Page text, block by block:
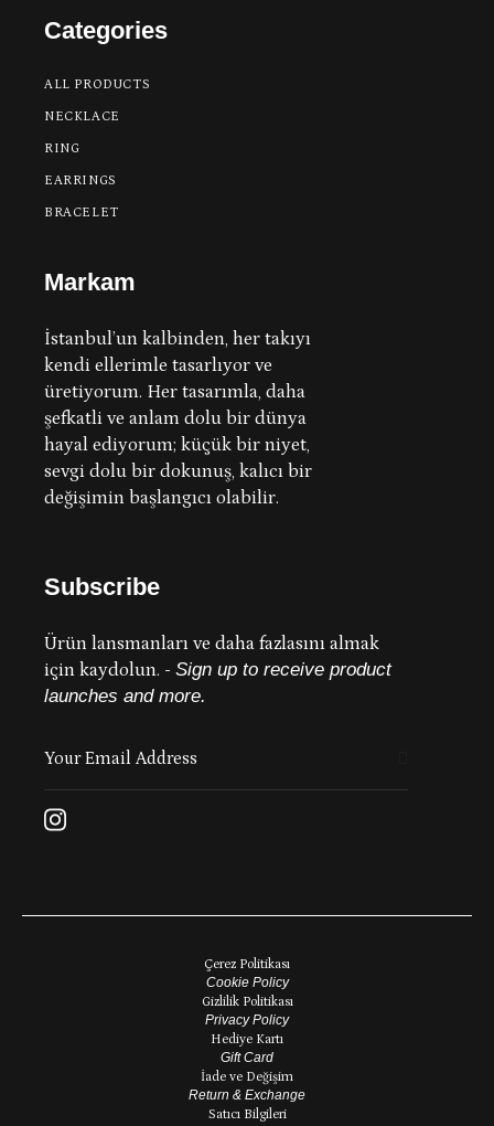
Markam
İstanbul’un kalbinden, her takıyı
kendi ellerimle tasarlıyor ve
üretiyorum. Her tasarımla, daha
şefkatli ve anlam dolu bir dünya
hayal ediyorum; küçük bir niyet,
sevgi dolu bir dokunuş, kalıcı bir
değişimin başlangıcı olabilir.
Categories
ALL PRODUCTS
NECKLACE
RING
EARRINGS
BRACELET
Subscribe
Ürün lansmanları ve daha fazlasını almak
için kaydolun. - Sign up to receive product
launches and more.
Çerez Politikası
Cookie Policy
Gizlilik Politikası
Privacy Policy
Hediye Kartı
Gift Card
İade ve Değişim
Return & Exchange
Satıcı Bilgileri